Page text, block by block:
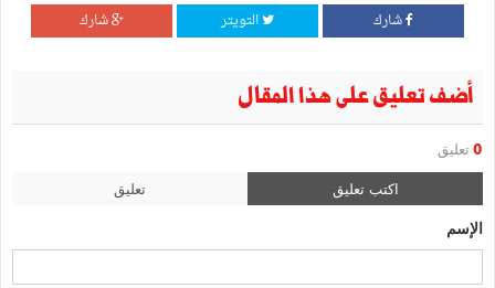
شارك التويتر شارك
أضف تعليق على هذا المقال
0 تعليق
اكتب تعليق تعليق
الإسم